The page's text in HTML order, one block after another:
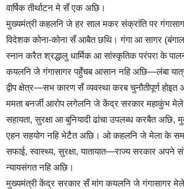
वार्षिक तीर्थाटन मे सँ एक अछि।
मुख्यमंत्री कहलनि जे हर साल मकर संक्रांति पर
विदेशक कोना-कोना सँ आबैत छथि। गंगा आ सागर
स्नान करैत श्रद्धालु धार्मिक आ सांस्कृतिक परंपरा के
कयलनि जे गंगासागर पहुँचब आसान नहि अछि—लंबा
द्वीप क्षेत्र—सभ कारण सँ व्यवस्था करब चुनौतीपूर्ण होइत
ममता बनर्जी आरोप लगेलनि जे केंद्र सरकार महाकुंभ
सहायता, सुरक्षा आ बुनियादी ढांचा उपलब्ध करबैत
एहन सहयोग नहि भेटैत अछि। ओ कहलनि जे मेला के
सफाई, स्वास्थ्य, सुरक्षा, यातायात—राज्य सरकार
न्यायसंगत नहि अछि।
मुख्यमंत्री केंद्र सरकार सँ मांग कयलनि जे गंगासागर मेले